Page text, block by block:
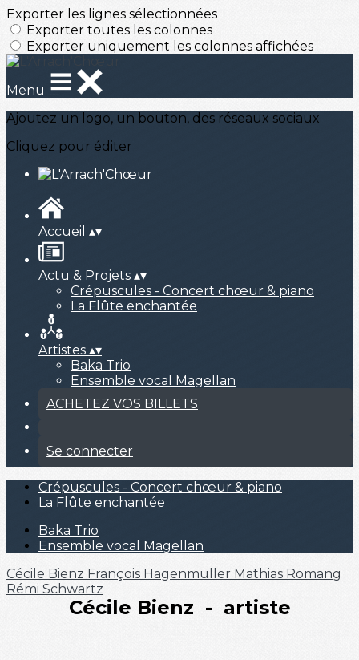
Exporter les lignes sélectionnées
Exporter toutes les colonnes
Exporter uniquement les colonnes affichées
Menu
Ajoutez un logo, un bouton, des réseaux sociaux
Cliquez pour éditer
Accueil ▴▾
Actu & Projets ▴▾
Crépuscules - Concert chœur & piano
La Flûte enchantée
Artistes ▴▾
Baka Trio
Ensemble vocal Magellan
ACHETEZ VOS BILLETS
Se connecter
Crépuscules - Concert chœur & piano
La Flûte enchantée
Baka Trio
Ensemble vocal Magellan
Cécile Bienz François Hagenmuller Mathias Romang
Rémi Schwartz
Cécile Bienz - artiste